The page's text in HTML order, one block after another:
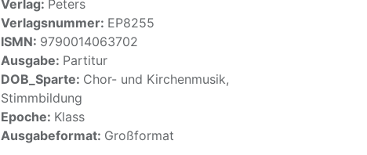
Verlag: Peters
Verlagsnummer: EP8255
ISMN: 9790014063702
Ausgabe: Partitur
DOB_Sparte: Chor- und Kirchenmusik,
Stimmbildung
Epoche: Klass
Ausgabeformat: Großformat